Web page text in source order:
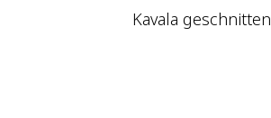
Kavala geschnitten